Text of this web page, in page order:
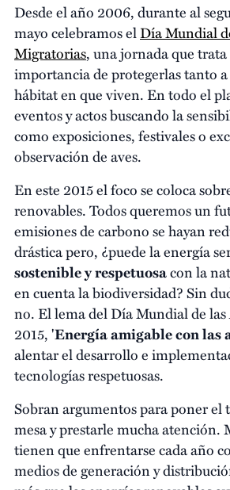
Desde el año 2006, durante al
mayo celebramos elDía Mundial
Migratorias, una jornada que
importancia de protegerlas tanto
hábitat en que viven. En todo el
eventos y actos buscando la
como exposiciones, festivales o
observación de aves.
En este 2015 el foco se coloca
renovables. Todos queremos un
emisiones de carbono se hayan
drástica pero, ¿puede la energía
sostenible y respetuosacon la
en cuenta la biodiversidad? Sin
no. El lema del Día Mundial de
2015, 'Energía amigable con las
alentar el desarrollo e
tecnologías respetuosas.
Sobran argumentos para poner el
mesa y prestarle mucha atención.
tienen que enfrentarse cada año
medios de generación y